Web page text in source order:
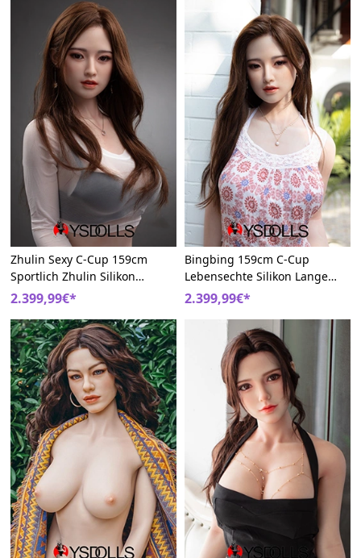
Zhulin Sexy C-Cup 159cm
Sportlich Zhulin Silikon
Schöne Frau Asiatische
Liebespuppe
2.399,99€*
Bingbing 159cm C-Cup
Lebensechte Silikon Lange
Beine Süßes Gesicht Asian
Real Doll
2.399,99€*